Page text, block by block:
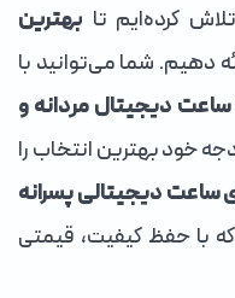
کرده‌ایم تا بهترین
دهیم. شما می‌توانید با
دیجیتال مردانه و
خود بهترین انتخاب را
دیجیتالی پسرانه
با حفظ کیفیت، قیمتی